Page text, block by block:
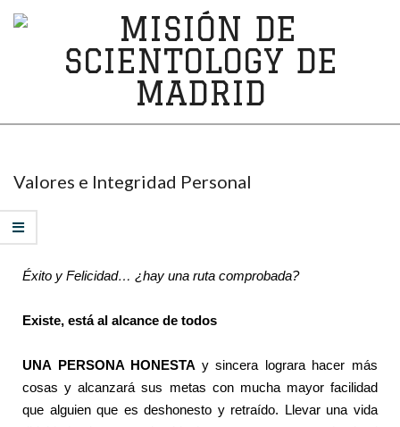
MISIÓN
SCIENTOLOGY
DE
MADRID
Valores e Integridad Personal
Éxito y Felicidad… ¿hay una ruta comprobada?
Existe, está al alcance de todos
UNA PERSONA HONESTA y sincera lograra hacer más
cosas y alcanzará sus metas con mucha mayor facilidad
que alguien que es deshonesto y retraído. Llevar una vida